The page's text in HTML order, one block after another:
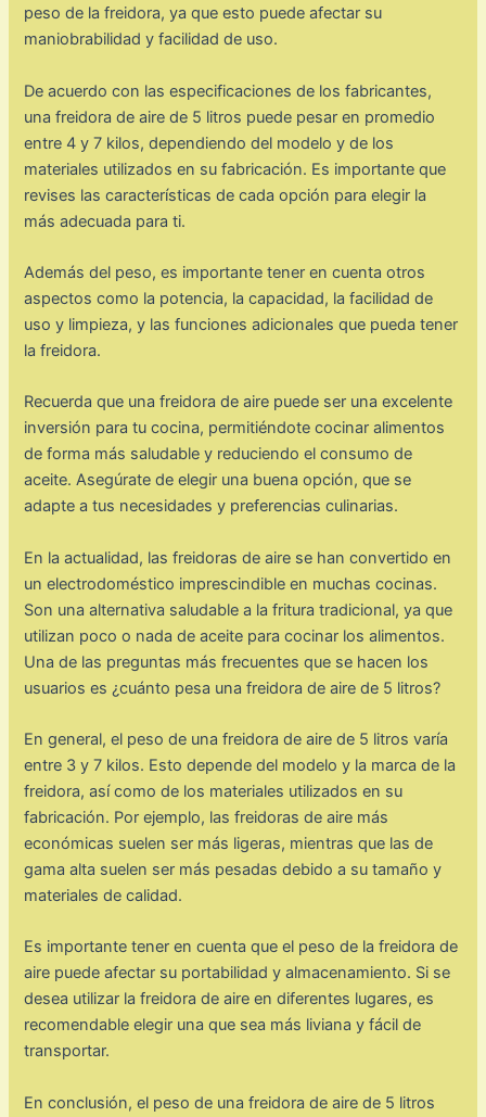
peso de la freidora, ya que esto puede afectar su
maniobrabilidad y facilidad de uso.
De acuerdo con las especificaciones de los fabricantes,
una freidora de aire de 5 litros puede pesar en promedio
entre 4 y 7 kilos, dependiendo del modelo y de los
materiales utilizados en su fabricación. Es importante que
revises las características de cada opción para elegir la
más adecuada para ti.
Además del peso, es importante tener en cuenta otros
aspectos como la potencia, la capacidad, la facilidad de
uso y limpieza, y las funciones adicionales que pueda tener
la freidora.
Recuerda que una freidora de aire puede ser una excelente
inversión para tu cocina, permitiéndote cocinar alimentos
de forma más saludable y reduciendo el consumo de
aceite. Asegúrate de elegir una buena opción, que se
adapte a tus necesidades y preferencias culinarias.
En la actualidad, las freidoras de aire se han convertido en
un electrodoméstico imprescindible en muchas cocinas.
Son una alternativa saludable a la fritura tradicional, ya que
utilizan poco o nada de aceite para cocinar los alimentos.
Una de las preguntas más frecuentes que se hacen los
usuarios es ¿cuánto pesa una freidora de aire de 5 litros?
En general, el peso de una freidora de aire de 5 litros varía
entre 3 y 7 kilos. Esto depende del modelo y la marca de la
freidora, así como de los materiales utilizados en su
fabricación. Por ejemplo, las freidoras de aire más
económicas suelen ser más ligeras, mientras que las de
gama alta suelen ser más pesadas debido a su tamaño y
materiales de calidad.
Es importante tener en cuenta que el peso de la freidora de
aire puede afectar su portabilidad y almacenamiento. Si se
desea utilizar la freidora de aire en diferentes lugares, es
recomendable elegir una que sea más liviana y fácil de
transportar.
En conclusión, el peso de una freidora de aire de 5 litros